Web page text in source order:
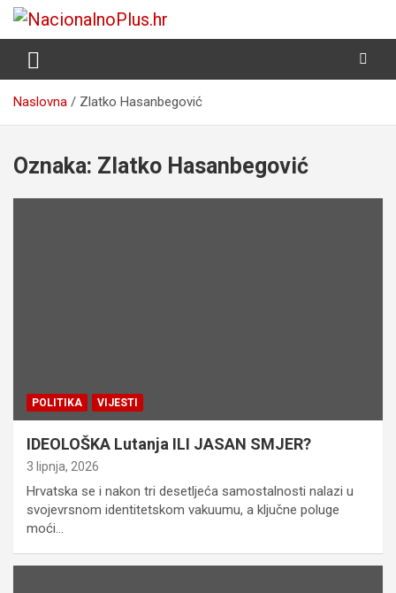
Skip
NacionalnoPlus.hr
Nacija želi znati više
Naslovna Zlatko Hasanbegović
Oznaka: Zlatko Hasanbegović
POLITIKA VIJESTI
IDEOLOŠKA Lutanja ILI JASAN SMJER?
3 lipnja, 2026
Hrvatska se i nakon tri desetljeća samostalnosti nalazi u
svojevrsnom identitetskom vakuumu, a ključne poluge
moći…